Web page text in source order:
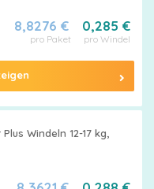
0,285 €
pro Windel
8,8276 €
pro Paket
Windeln 12-17 kg,